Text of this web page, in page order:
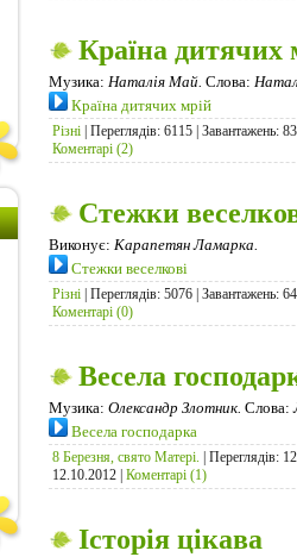
Країна дитячих
Музика: Наталія Май. Слова:
Країна дитячих мрій
Різні | Переглядів: 6115 | Завантажень:
Коментарі (2)
Стежки
Виконує: Карапетян Ламарка.
Стежки веселкові
Різні | Переглядів: 5076 | Завантажень:
Коментарі (0)
Весела
Музика: Олександр Злотник. Слова:
Весела господарка
8 Березня, свято Матері. | Переглядів:
12.10.2012 Коментарі (1)
Історія цікава